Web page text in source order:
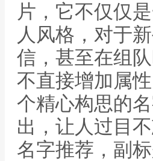
片，它不仅仅
人风格，对于
信，甚至在组
不直接增加属
个精心构思的
出，让人过目
名字推荐，副